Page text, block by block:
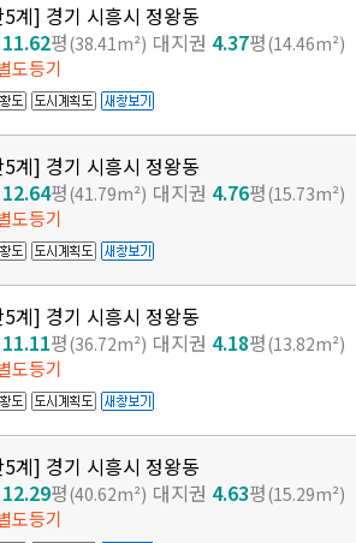
계] 경기 시흥시 정왕동
11.62평(38.41m²) 대지권 4.37평(14.46m²)
도등기
계] 경기 시흥시 정왕동
12.64평(41.79m²) 대지권 4.76평(15.73m²)
도등기
계] 경기 시흥시 정왕동
11.11평(36.72m²) 대지권 4.18평(13.82m²)
도등기
계] 경기 시흥시 정왕동
12.29평(40.62m²) 대지권 4.63평(15.29m²)
도등기